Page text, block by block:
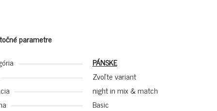
parametre
PÁNSKE
Zvoľte variant
night in mix & match
Basic